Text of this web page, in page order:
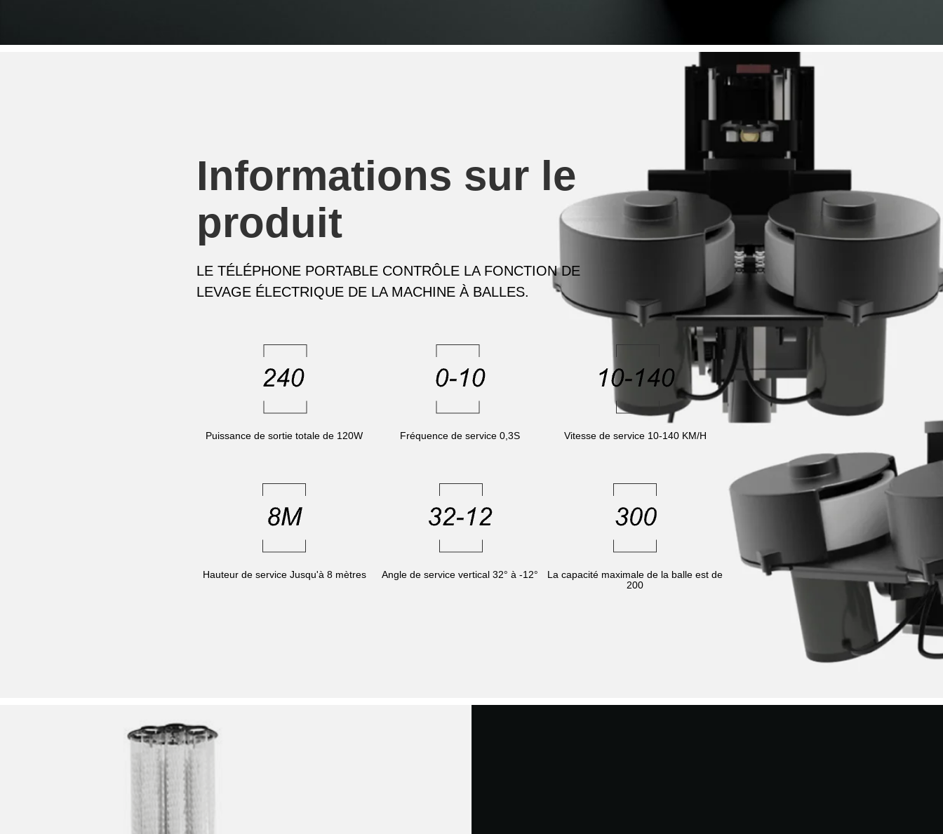
Informations sur le
produit
LE TÉLÉPHONE PORTABLE CONTRÔLE LA FONCTION DE
LEVAGE ÉLECTRIQUE DE LA MACHINE À BALLES.
Puissance de sortie totale de 120W Fréquence de service 0,3S Vitesse de service 10-140 KM/H
Hauteur de service Jusqu'à 8 mètres Angle de service vertical 32° à -12°
La capacité maximale de la balle est de
200